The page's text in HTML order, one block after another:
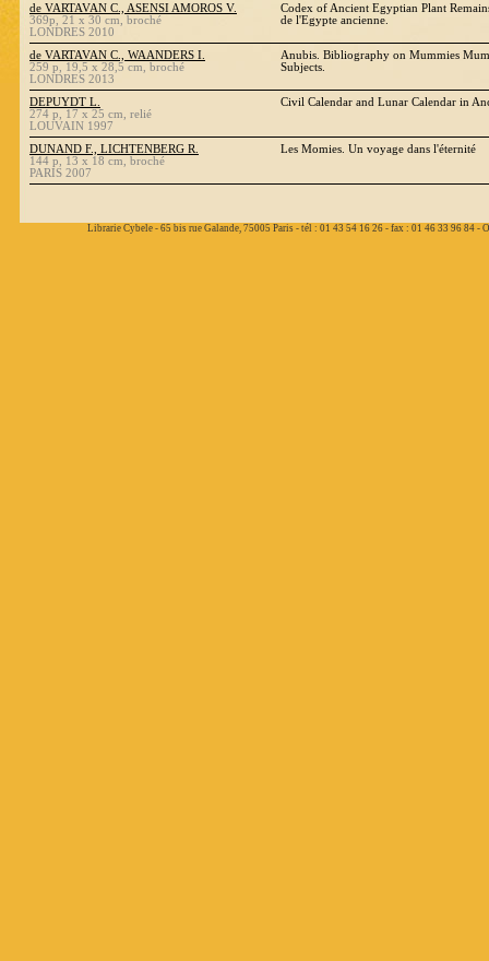
de VARTAVAN C., ASENSI AMOROS V.
369p, 21 x 30 cm, broché
LONDRES 2010
Codex of Ancient Egyptian Plant
de l'Egypte ancienne.
de VARTAVAN C., WAANDERS I.
259 p, 19,5 x 28,5 cm, broché
LONDRES 2013
Anubis. Bibliography on Mummies
Subjects.
DEPUYDT L.
274 p, 17 x 25 cm, relié
LOUVAIN 1997
Civil Calendar and Lunar Calendar in
DUNAND F., LICHTENBERG R.
144 p, 13 x 18 cm, broché
PARIS 2007
Les Momies. Un voyage dans l'éternité
Librarie Cybele - 65 bis rue Galande, 75005 Paris - tél : 01 43 54 16 26 - fax : 01 46 33 96 84